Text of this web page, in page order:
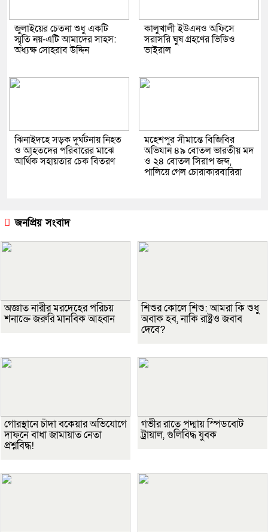
জুলাইয়ের চেতনা শুধু একটি
স্মৃতি নয়-এটি আমাদের সাহস:
অধ্যক্ষ সোহরাব উদ্দিন
কালুখালী ইউএনও অফিসে
সরাসরি ঘুষ গ্রহণের ভিডিও
ভাইরাল
ঝিনাইদহে সড়ক দুর্ঘটনায় নিহত
ও আহতদের পরিবারের মাঝে
আর্থিক সহায়তার চেক বিতরণ
মহেশপুর সীমান্তে বিজিবির
অভিযান ৪৯ বোতল ভারতীয় মদ
ও ২৪ বোতল সিরাপ জব্দ,
পালিয়ে গেল চোরাকারবারিরা
জনপ্রিয় সংবাদ
অজ্ঞাত নারীর মরদেহের পরিচয়
শনাক্তে জরুরি মানবিক আহ্বান
শিশুর কোলে শিশু: আমরা কি শুধু
অবাক হব, নাকি রাষ্ট্রও জবাব
দেবে?
গোরস্থানে চাঁদা বকেয়ার অভিযোগে
দাফনে বাধা জামায়াত নেতা
প্রশ্নবিদ্ধ!
গভীর রাতে পদ্মায় স্পিডবোট
ট্রায়াল, গুলিবিদ্ধ যুবক